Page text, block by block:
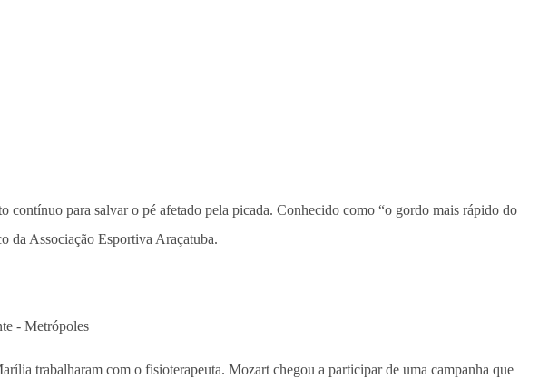
contínuo para salvar o pé afetado pela picada. Conhecido como “o gordo mais rápido do
da Associação Esportiva Araçatuba.
trabalharam com o fisioterapeuta. Mozart chegou a participar de uma campanha que